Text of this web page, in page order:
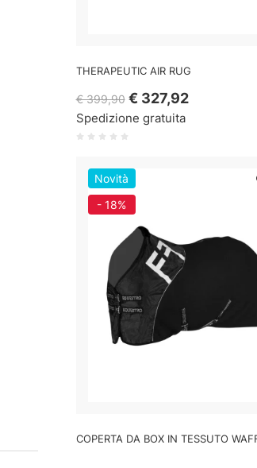
THERAPEUTIC AIR RUG
€ 399,90 € 327,92
Spedizione gratuita
Novità
- 18%
COPERTA DA BOX IN TESSUTO